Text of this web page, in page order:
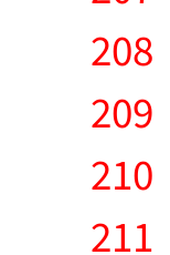
208
209
210
211